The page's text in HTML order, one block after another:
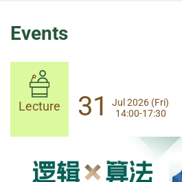
Events
Lecture 14
Aug 2026 (Fri)
13:30-17:00
Lecture 31
Jul 2026 (Fri)
14:00-17:30